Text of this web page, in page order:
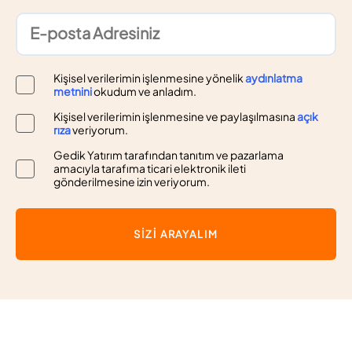
Kişisel verilerimin işlenmesine yönelikaydınlatma
metniniokudum ve anladım.
Kişisel verilerimin işlenmesine ve paylaşılmasınaaçık
rızaveriyorum.
Gedik Yatırım tarafından tanıtım ve pazarlama
amacıyla tarafıma ticari elektronik ileti
gönderilmesine izin veriyorum.
SİZİ ARAYALIM